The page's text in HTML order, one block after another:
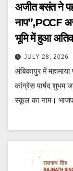
अजीत बसंत ने
नाप”,PCCF
भूमि में हुआ
JULY 28, 2026
अंबिकापुर में
कांग्रेस पार्षद शुभम
स्कूल का नाम।